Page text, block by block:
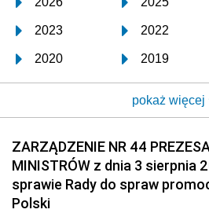
2023 2022
2020 2019
2017 2016
2014 2013
2011 2010
2008 2007
2005
pokaż więcej
ZARZĄDZENIE NR 44
MINISTRÓW z dnia 3 sierpnia
sprawie Rady do spraw
Polski